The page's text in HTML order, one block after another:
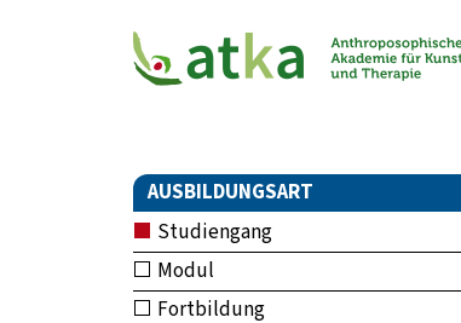
AUSBILDUNGSART
Studiengang
Modul
Fortbildung